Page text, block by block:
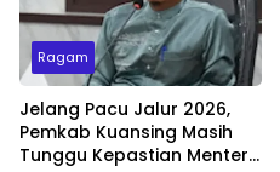
Ragam
Jelang Pacu Jalur 2026,
Pemkab Kuansing Masih
Tunggu Kepastian Menteri